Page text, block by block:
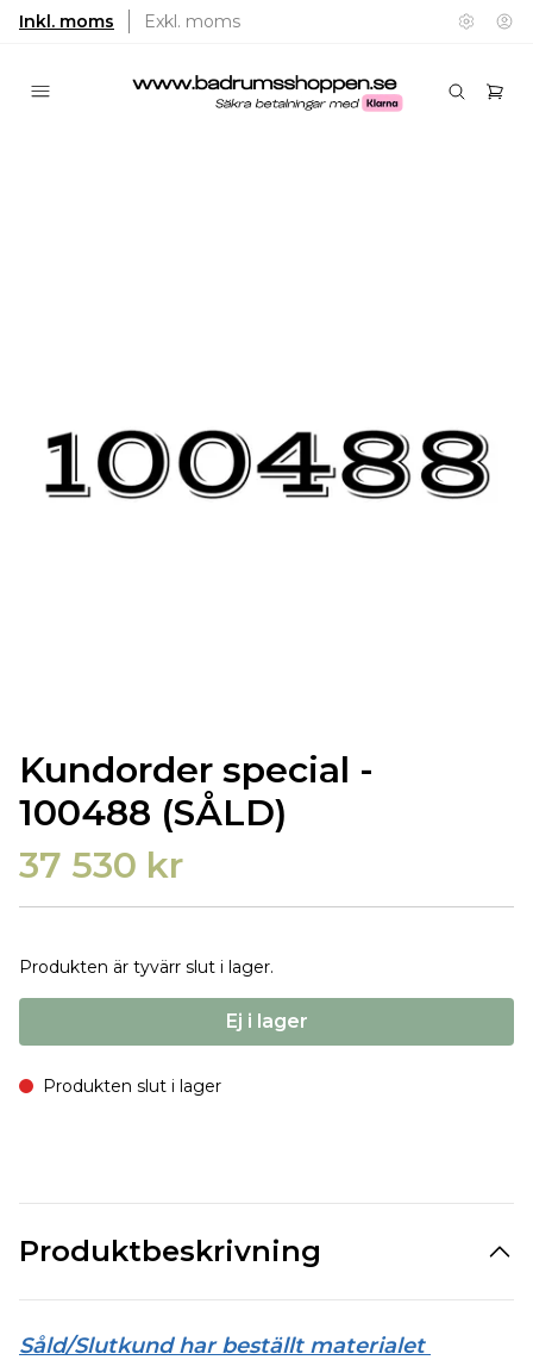
Inkl. moms Exkl. moms
Kundorder special -
100488 (SÅLD)
37 530 kr
Produkten är tyvärr slut i lager.
Ej i lager
Produkten slut i lager
Produktbeskrivning
Såld/Slutkund har beställt materialet